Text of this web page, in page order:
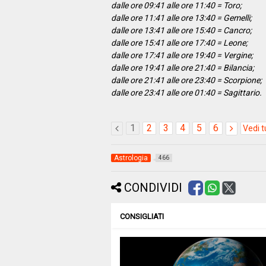
dalle ore 09:41 alle ore 11:40 = Toro;
dalle ore 11:41 alle ore 13:40 = Gemelli;
dalle ore 13:41 alle ore 15:40 = Cancro;
dalle ore 15:41 alle ore 17:40 = Leone;
dalle ore 17:41 alle ore 19:40 = Vergine;
dalle ore 19:41 alle ore 21:40 = Bilancia;
dalle ore 21:41 alle ore 23:40 = Scorpione;
dalle ore 23:41 alle ore 01:40 = Sagittario.
1 2 3 4 5 6 Vedi
Astrologia 466
CONDIVIDI
CONSIGLIATI